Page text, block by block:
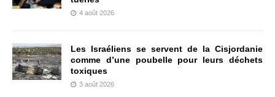
4 août 2026
Les Israéliens se servent de la Cisjordanie
comme d’une poubelle pour leurs déchets
toxiques
3 août 2026